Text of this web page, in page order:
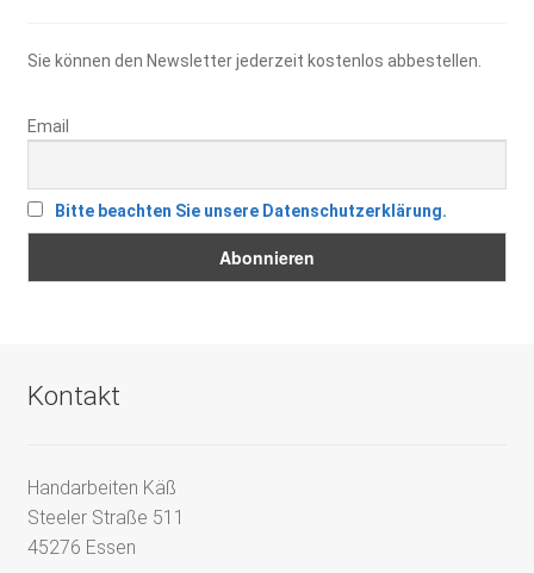
Sie können den Newsletter jederzeit kostenlos abbestellen.
Email
Bitte beachten Sie unsere Datenschutzerklärung.
Kontakt
Handarbeiten Käß
Steeler Straße 511
45276 Essen